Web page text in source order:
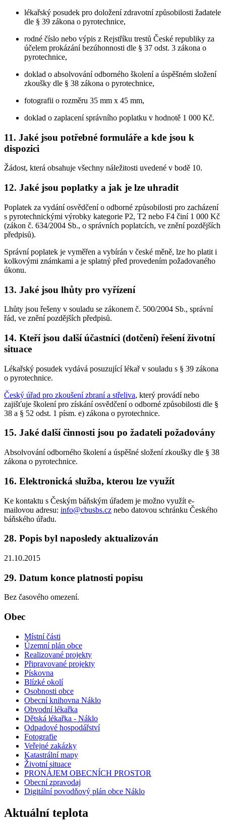
lékařský posudek pro doložení zdravotní způsobilosti žadatele
dle § 39 zákona o pyrotechnice,
rodné číslo nebo výpis z Rejstříku trestů České republiky za
účelem prokázání bezúhonnosti dle § 37 odst. 3 zákona o
pyrotechnice,
doklad o absolvování odborného školení a úspěšném složení
zkoušky dle § 38 zákona o pyrotechnice,
fotografii o rozměru 35 mm x 45 mm,
doklad o zaplacení správního poplatku v hodnotě 1 000 Kč.
11. Jaké jsou potřebné formuláře a kde jsou k
dispozici
Žádost, která obsahuje všechny náležitosti uvedené v bodě 10.
12. Jaké jsou poplatky a jak je lze uhradit
Poplatek za vydání osvědčení o odborné způsobilosti pro zacházení
s pyrotechnickými výrobky kategorie P2, T2 nebo F4 činí 1 000 Kč
(zákon č. 634/2004 Sb., o správních poplatcích, ve znění pozdějších
předpisů).
Správní poplatek je vyměřen a vybírán v české měně, lze ho platit i
kolkovými známkami a je splatný před provedením požadovaného
úkonu.
13. Jaké jsou lhůty pro vyřízení
Lhůty jsou řešeny v souladu se zákonem č. 500/2004 Sb., správní
řád, ve znění pozdějších předpisů.
14. Kteří jsou další účastníci (dotčení) řešení životní
situace
Lékařský posudek vydává posuzující lékař v souladu s § 39 zákona
o pyrotechnice.
Český úřad pro zkoušení zbraní a střeliva, který provádí nebo
zajišťuje školení pro získání osvědčení o odborné způsobilosti dle §
38 a § 52 odst. 1 písm. e) zákona o pyrotechnice.
15. Jaké další činnosti jsou po žadateli požadovány
Absolvování odborného školení a úspěšné složení zkoušky dle § 38
zákona o pyrotechnice.
16. Elektronická služba, kterou lze využít
Ke kontaktu s Českým báňským úřadem je možno využít e-
mailovou adresu: info@cbusbs.cz nebo datovou schránku Českého
báňského úřadu.
28. Popis byl naposledy aktualizován
21.10.2015
29. Datum konce platnosti popisu
Bez časového omezení.
Obec
Místní části
Územní plán obce
Realizované projekty
Připravované projekty
Pískovna
Blízké okolí
Osobnosti obce
Obecní knihovna Náklo
Obvodní lékařka
Dětská lékařka - Náklo
Odpadové hospodářství
Fotografie
Veřejné zakázky
Katastrální mapy
Životní situace
PRONÁJEM OBECNÍCH PROSTOR
Obecní zpravodaj
Digitální povodňový plán obce Náklo
Aktuální teplota